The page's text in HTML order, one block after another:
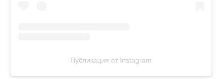
Публикация от Instagram